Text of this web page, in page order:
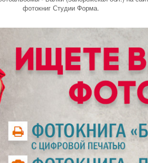
фотокниг Студии Форма.